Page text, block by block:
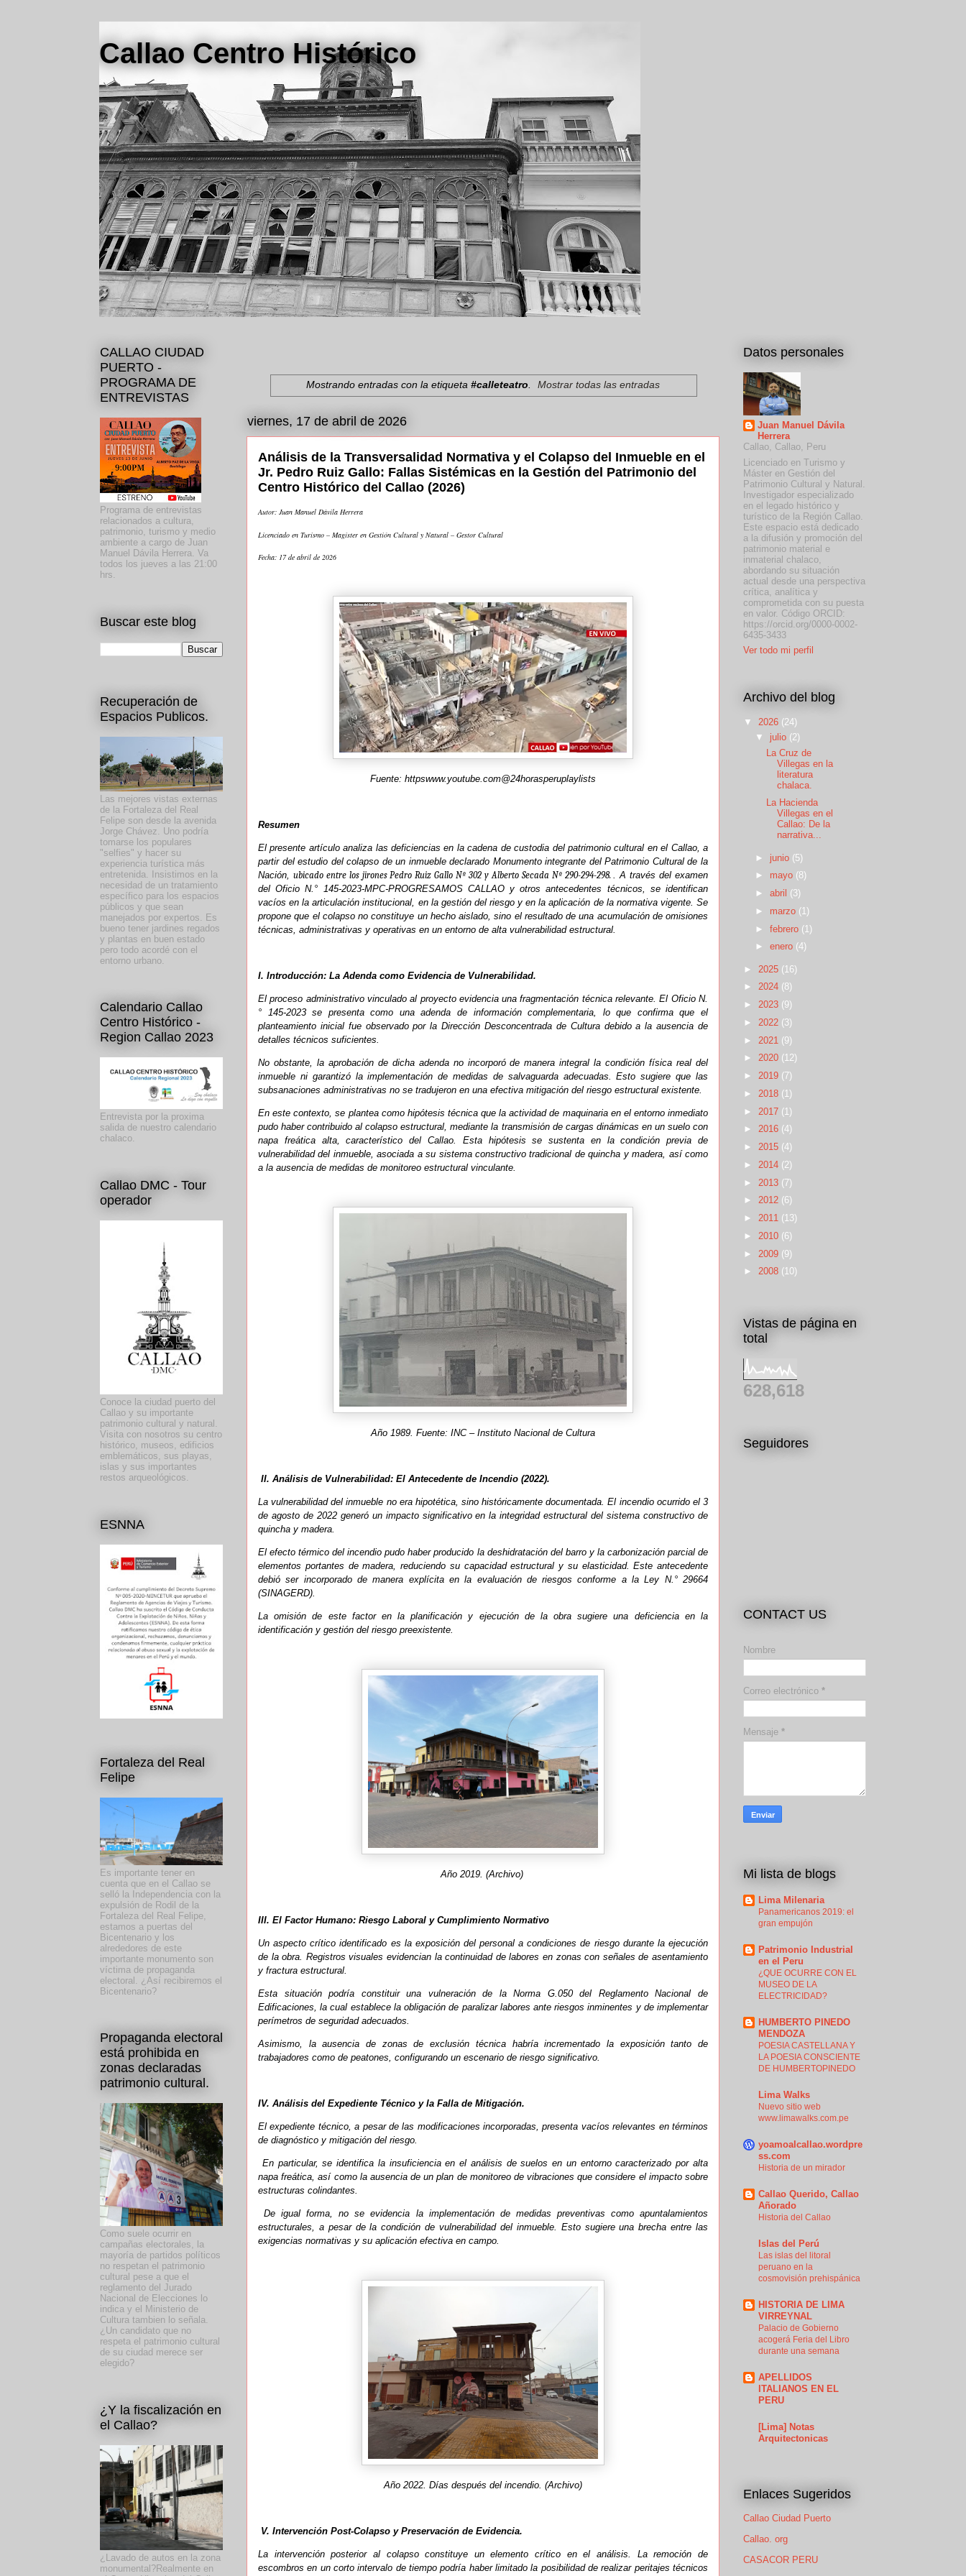
Callao Centro Histórico
Mostrando entradas con la etiqueta #calleteatro. Mostrar todas las entradas
viernes, 17 de abril de 2026
Análisis de la Transversalidad Normativa y el Colapso del Inmueble en el
Jr. Pedro Ruiz Gallo: Fallas Sistémicas en la Gestión del Patrimonio del
Centro Histórico del Callao (2026)
Autor: Juan Manuel Dávila Herrera
Licenciado en Turismo – Magíster en Gestión Cultural y Natural – Gestor Cultural
Fecha: 17 de abril de 2026
Fuente: httpswww.youtube.com@24horasperuplaylists
Resumen
El presente artículo analiza las deficiencias en la cadena de custodia del patrimonio cultural en el Callao, a
partir del estudio del colapso de un inmueble declarado Monumento integrante del Patrimonio Cultural de la
Nación, ubicado entre los jirones Pedro Ruiz Gallo Nº 302 y Alberto Secada Nº 290-294-298.
. A través del examen
del Oficio N.° 145-2023-MPC-PROGRESAMOS CALLAO y otros antecedentes técnicos, se identifican
vacíos en la articulación institucional, en la gestión del riesgo y en la aplicación de la normativa vigente. Se
propone que el colapso no constituye un hecho aislado, sino el resultado de una acumulación de omisiones
técnicas, administrativas y operativas en un entorno de alta vulnerabilidad estructural.
I. Introducción: La Adenda como Evidencia de Vulnerabilidad.
El proceso administrativo vinculado al proyecto evidencia una fragmentación técnica relevante. El Oficio N.
° 145-2023 se presenta como una adenda de información complementaria, lo que confirma que el
planteamiento inicial fue observado por la Dirección Desconcentrada de Cultura debido a la ausencia de
detalles técnicos suficientes.
No obstante, la aprobación de dicha adenda no incorporó de manera integral la condición física real del
inmueble ni garantizó la implementación de medidas de salvaguarda adecuadas. Esto sugiere que las
subsanaciones administrativas no se tradujeron en una efectiva mitigación del riesgo estructural existente.
En este contexto, se plantea como hipótesis técnica que la actividad de maquinaria en el entorno inmediato
pudo haber contribuido al colapso estructural, mediante la transmisión de cargas dinámicas en un suelo con
napa freática alta, característico del Callao. Esta hipótesis se sustenta en la condición previa de
vulnerabilidad del inmueble, asociada a su sistema constructivo tradicional de quincha y madera, así como
a la ausencia de medidas de monitoreo estructural vinculante.
Año 1989. Fuente: INC – Instituto Nacional de Cultura
II. Análisis de Vulnerabilidad: El Antecedente de Incendio (2022).
La vulnerabilidad del inmueble no era hipotética, sino históricamente documentada. El incendio ocurrido el 3
de agosto de 2022 generó un impacto significativo en la integridad estructural del sistema constructivo de
quincha y madera.
El efecto térmico del incendio pudo haber producido la deshidratación del barro y la carbonización parcial de
elementos portantes de madera, reduciendo su capacidad estructural y su elasticidad. Este antecedente
debió ser incorporado de manera explícita en la evaluación de riesgos conforme a la Ley N.° 29664
(SINAGERD).
La omisión de este factor en la planificación y ejecución de la obra sugiere una deficiencia en la
identificación y gestión del riesgo preexistente.
Año 2019. (Archivo)
III. El Factor Humano: Riesgo Laboral y Cumplimiento Normativo
Un aspecto crítico identificado es la exposición del personal a condiciones de riesgo durante la ejecución
de la obra. Registros visuales evidencian la continuidad de labores en zonas con señales de asentamiento
y fractura estructural.
Esta situación podría constituir una vulneración de la Norma G.050 del Reglamento Nacional de
Edificaciones, la cual establece la obligación de paralizar labores ante riesgos inminentes y de implementar
perímetros de seguridad adecuados.
Asimismo, la ausencia de zonas de exclusión técnica habría incrementado la exposición tanto de
trabajadores como de peatones, configurando un escenario de riesgo significativo.
IV. Análisis del Expediente Técnico y la Falla de Mitigación.
El expediente técnico, a pesar de las modificaciones incorporadas, presenta vacíos relevantes en términos
de diagnóstico y mitigación del riesgo.
En particular, se identifica la insuficiencia en el análisis de suelos en un entorno caracterizado por alta
napa freática, así como la ausencia de un plan de monitoreo de vibraciones que considere el impacto sobre
estructuras colindantes.
De igual forma, no se evidencia la implementación de medidas preventivas como apuntalamientos
estructurales, a pesar de la condición de vulnerabilidad del inmueble. Esto sugiere una brecha entre las
exigencias normativas y su aplicación efectiva en campo.
Año 2022. Días después del incendio. (Archivo)
V. Intervención Post-Colapso y Preservación de Evidencia.
La intervención posterior al colapso constituye un elemento crítico en el análisis. La remoción de
escombros en un corto intervalo de tiempo podría haber limitado la posibilidad de realizar peritajes técnicos
CALLAO CIUDAD
PUERTO -
PROGRAMA DE
ENTREVISTAS
Programa de entrevistas
relacionados a cultura,
patrimonio, turismo y medio
ambiente a cargo de Juan
Manuel Dávila Herrera. Va
todos los jueves a las 21:00
hrs.
Buscar este blog
Recuperación de
Espacios Publicos.
Las mejores vistas externas
de la Fortaleza del Real
Felipe son desde la avenida
Jorge Chávez. Uno podría
tomarse los populares
"selfies" y hacer su
experiencia turística más
entretenida. Insistimos en la
necesidad de un tratamiento
específico para los espacios
públicos y que sean
manejados por expertos. Es
bueno tener jardines regados
y plantas en buen estado
pero todo acordé con el
entorno urbano.
Calendario Callao
Centro Histórico -
Region Callao 2023
Entrevista por la proxima
salida de nuestro calendario
chalaco.
Callao DMC - Tour
operador
Conoce la ciudad puerto del
Callao y su importante
patrimonio cultural y natural.
Visita con nosotros su centro
histórico, museos, edificios
emblemáticos, sus playas,
islas y sus importantes
restos arqueológicos.
ESNNA
Fortaleza del Real
Felipe
Es importante tener en
cuenta que en el Callao se
selló la Independencia con la
expulsión de Rodil de la
Fortaleza del Real Felipe,
estamos a puertas del
Bicentenario y los
alrededores de este
importante monumento son
víctima de propaganda
electoral. ¿Así recibiremos el
Bicentenario?
Propaganda electoral
está prohibida en
zonas declaradas
patrimonio cultural.
Como suele ocurrir en
campañas electorales, la
mayoría de partidos políticos
no respetan el patrimonio
cultural pese a que el
reglamento del Jurado
Nacional de Elecciones lo
indica y el Ministerio de
Cultura tambien lo señala.
¿Un candidato que no
respeta el patrimonio cultural
de su ciudad merece ser
elegido?
¿Y la fiscalización en
el Callao?
¿Lavado de autos en la zona
monumental?Realmente en
Datos personales
Juan Manuel Dávila
Herrera
Callao, Callao, Peru
Licenciado en Turismo y
Máster en Gestión del
Patrimonio Cultural y Natural.
Investigador especializado
en el legado histórico y
turístico de la Región Callao.
Este espacio está dedicado
a la difusión y promoción del
patrimonio material e
inmaterial chalaco,
abordando su situación
actual desde una perspectiva
crítica, analítica y
comprometida con su puesta
en valor. Código ORCID:
https://orcid.org/0000-0002-
6435-3433
Ver todo mi perfil
Archivo del blog
▼ 2026 (24)
▼ julio (2)
La Cruz de
Villegas en la
literatura
chalaca.
La Hacienda
Villegas en el
Callao: De la
narrativa...
► junio (5)
► mayo (8)
► abril (3)
► marzo (1)
► febrero (1)
► enero (4)
► 2025 (16)
► 2024 (8)
► 2023 (9)
► 2022 (3)
► 2021 (9)
► 2020 (12)
► 2019 (7)
► 2018 (1)
► 2017 (1)
► 2016 (4)
► 2015 (4)
► 2014 (2)
► 2013 (7)
► 2012 (6)
► 2011 (13)
► 2010 (6)
► 2009 (9)
► 2008 (10)
Vistas de página en
total
628,618
Seguidores
CONTACT US
Nombre
Correo electrónico *
Mensaje *
Mi lista de blogs
Lima Milenaria
Panamericanos 2019: el
gran empujón
Patrimonio Industrial
en el Peru
¿QUE OCURRE CON EL
MUSEO DE LA
ELECTRICIDAD?
HUMBERTO PINEDO
MENDOZA
POESIA CASTELLANA Y
LA POESIA CONSCIENTE
DE HUMBERTOPINEDO
Lima Walks
Nuevo sitio web
www.limawalks.com.pe
yoamoalcallao.wordpre
ss.com
Historia de un mirador
Callao Querido, Callao
Añorado
Historia del Callao
Islas del Perú
Las islas del litoral
peruano en la
cosmovisión prehispánica
HISTORIA DE LIMA
VIRREYNAL
Palacio de Gobierno
acogerá Feria del Libro
durante una semana
APELLIDOS
ITALIANOS EN EL
PERU
[Lima] Notas
Arquitectonicas
Enlaces Sugeridos
Callao Ciudad Puerto
Callao. org
CASACOR PERU